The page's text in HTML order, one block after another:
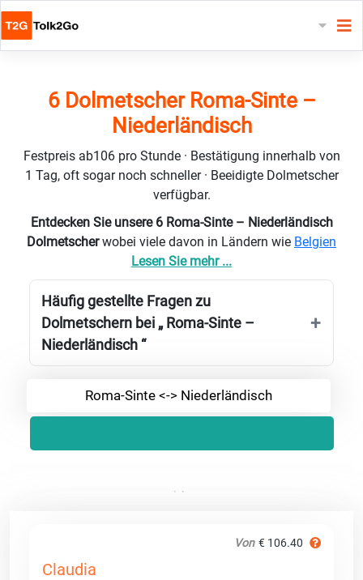
6 Dolmetscher Roma-Sinte –
Niederländisch
Festpreis ab106 pro Stunde · Bestätigung innerhalb von
1 Tag, oft sogar noch schneller · Beeidigte Dolmetscher
verfügbar.
Entdecken Sie unsere 6 Roma-Sinte – Niederländisch
Dolmetscherwobei viele davon in Ländern wie Belgien
Lesen Sie mehr ...
Häufig gestellte Fragen zu
Dolmetschern bei „ Roma-Sinte –
Niederländisch “
Roma-Sinte <-> Niederländisch
Von € 106.40
Claudia